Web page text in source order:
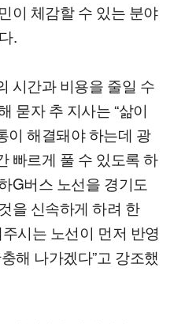
이 체감할 수 있는 분야
.
시간과 비용을 줄일 수
묻자 추 지사는 “삶이
이 해결돼야 하는데 광
빠르게 풀 수 있도록 하
G버스 노선을 경기도
을 신속하게 하려 한
시는 노선이 먼저 반영
해 나가겠다”고 강조했